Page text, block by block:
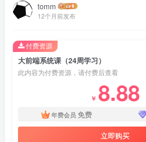
tomm
12个月前发布
大前端系统课（24周学习）
此内容为付费资源，请付费后查看
￥ 8.88
年费会员 免费
立即购买
付费资源